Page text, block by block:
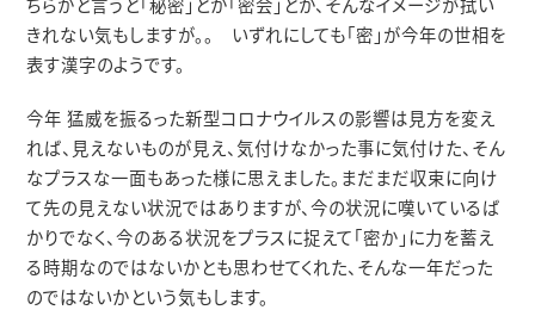
ちらかと言うと「秘密」とか「密会」とか、そんなイメージが拭い
きれない気もしますが。。 いずれにしても「密」が今年の世相を
表す漢字のようです。
今年 猛威を振るった新型コロナウイルスの影響は見方を変え
れば、見えないものが見え、気付けなかった事に気付けた、そん
なプラスな一面もあった様に思えました。まだまだ収束に向け
て先の見えない状況ではありますが、今の状況に嘆いているば
かりでなく、今のある状況をプラスに捉えて「密か」に力を蓄え
る時期なのではないかとも思わせてくれた、そんな一年だった
のではないかという気もします。